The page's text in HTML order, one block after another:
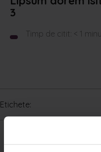
3
Timp de citit: < 1
Etichete: